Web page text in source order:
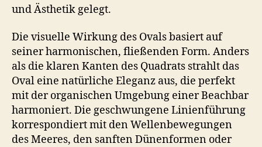
und Ästhetik gelegt.
Die visuelle Wirkung des Ovals basiert auf
seiner harmonischen, fließenden Form. Anders
als die klaren Kanten des Quadrats strahlt das
Oval eine natürliche Eleganz aus, die perfekt
mit der organischen Umgebung einer Beachbar
harmoniert. Die geschwungene Linienführung
korrespondiert mit den Wellenbewegungen
des Meeres, den sanften Dünenformen oder